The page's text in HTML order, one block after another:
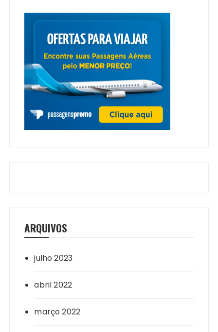
ARQUIVOS
julho 2023
abril 2022
março 2022